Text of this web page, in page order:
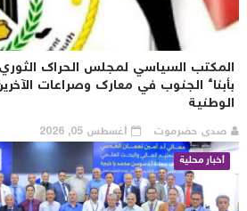
السياسي لمجلس الحراك الثوري
الجنوب في معارك وصراعات
صدى حضرموت
أغسطس 05, 2026
أخبار محلية